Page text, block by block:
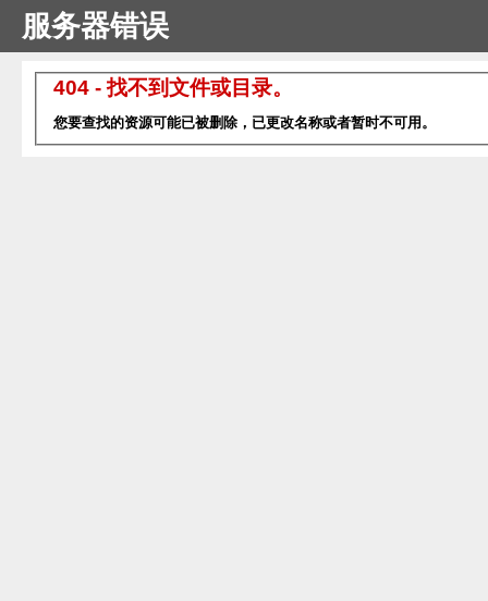
服务器错误
404 - 找不到文件或目录。
您要查找的资源可能已被删除，已更改名称或者暂时不可用。